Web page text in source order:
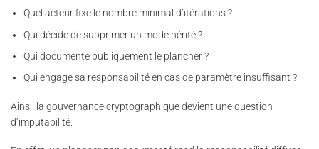
Quel acteur fixe le nombre minimal d’itérations ?
Qui décide de supprimer un mode hérité ?
Qui documente publiquement le plancher ?
Qui engage sa responsabilité en cas de paramètre insuffisant ?
Ainsi, la gouvernance cryptographique devient une question
d’imputabilité.